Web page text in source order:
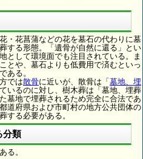
・花菖蒲などの花を墓石の代わりに墓
する形態。「遺骨が自然に還る」とい
として環境面でも注目されている。ま
とや、墓石よりも低費用で済むといっ
ある。
では散骨に近いが、散骨は「 墓地、埋
いるのに対し、樹木葬は「墓地、埋葬
墓地で埋葬されるため完全に合法であ
道府県および市町村の地方公共団体の
する必要がある。
分類
る。